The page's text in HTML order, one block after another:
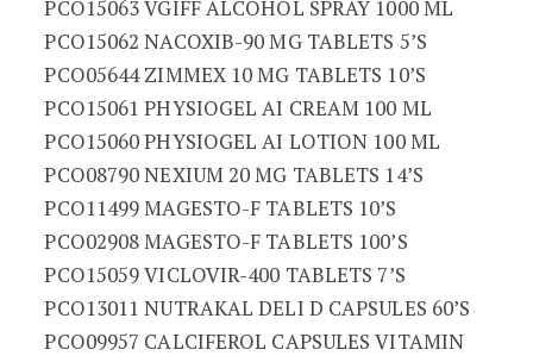
PCO15063 VGIFF ALCOHOL SPRAY 1000 ML
PCO15062 NACOXIB-90 MG TABLETS 5’S
PCO05644 ZIMMEX 10 MG TABLETS 10’S
PCO15061 PHYSIOGEL AI CREAM 100 ML
PCO15060 PHYSIOGEL AI LOTION 100 ML
PCO08790 NEXIUM 20 MG TABLETS 14’S
PCO11499 MAGESTO-F TABLETS 10’S
PCO02908 MAGESTO-F TABLETS 100’S
PCO15059 VICLOVIR-400 TABLETS 7’S
PCO13011 NUTRAKAL DELI D CAPSULES 60’S
PCO09957 CALCIFEROL CAPSULES VITAMIN